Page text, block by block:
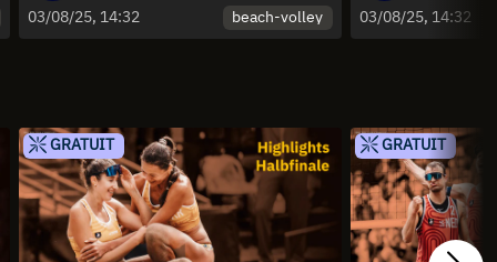
Highlights
03/08/25, 14:32 beach-volley
Highlights
03/08/25, 14:32
GRATUIT GRATUIT